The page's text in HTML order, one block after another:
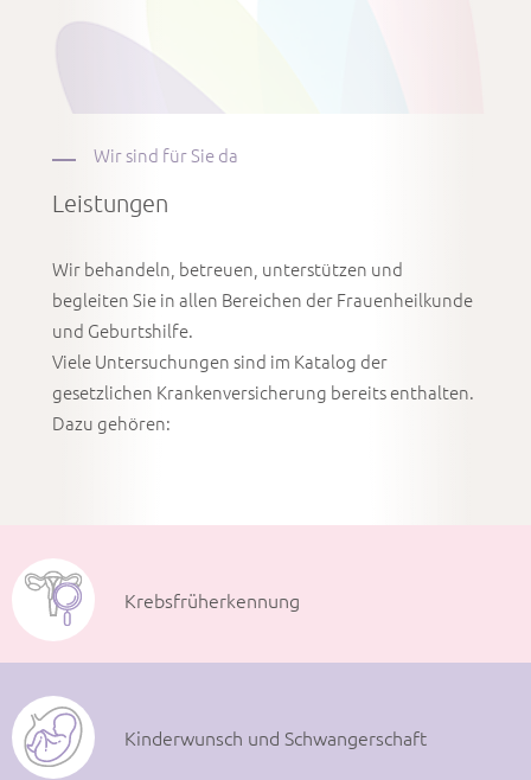
Wir sind für Sie da
Leistungen
Wir behandeln, betreuen, unterstützen und
begleiten Sie in allen Bereichen der Frauenheilkunde
und Geburtshilfe.
Viele Untersuchungen sind im Katalog der
gesetzlichen Krankenversicherung bereits enthalten.
Dazu gehören:
Krebsfrüherkennung
Kinderwunsch und Schwangerschaft